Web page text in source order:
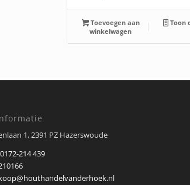
Toevoegen aan
winkelwagen
Toon
1, 2391 PZ Hazerswoude
0172-214 439